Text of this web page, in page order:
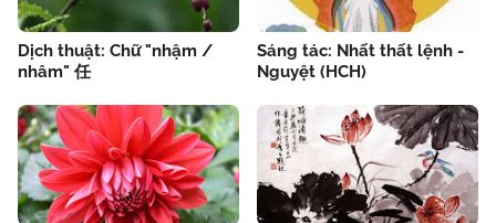
Dịch thuật: Chữ "nhậm /
nhâm" 任
Sáng tác: Nhất thất lệnh -
Nguyệt (HCH)